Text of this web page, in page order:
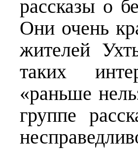
рассказы о
Они очень
жителей
таких
«раньше
группе